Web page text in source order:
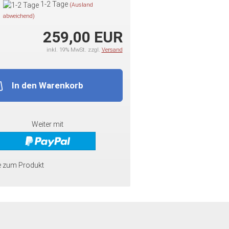
1-2 Tage (Ausland
abweichend)
259,00 EUR
inkl. 19% MwSt. zzgl. Versand
In den Warenkorb
Weiter mit
zum Produkt